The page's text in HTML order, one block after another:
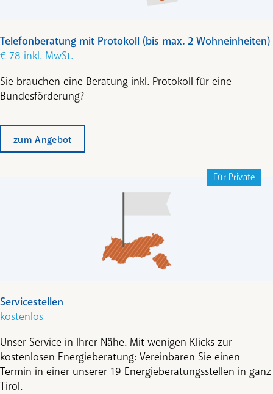
Telefonberatung mit Protokoll (bis max. 2 Wohneinheiten)
€ 78 inkl. MwSt.
Sie brauchen eine Beratung inkl. Protokoll für eine
Bundesförderung?
zum Angebot
Für Private
Servicestellen
kostenlos
Unser Service in Ihrer Nähe. Mit wenigen Klicks zur
kostenlosen Energieberatung: Vereinbaren Sie einen
Termin in einer unserer 19 Energieberatungsstellen in ganz
Tirol.